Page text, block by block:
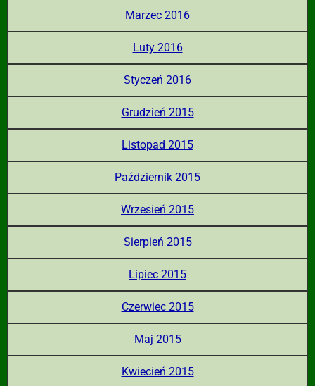
Marzec 2016
Luty 2016
Styczeń 2016
Grudzień 2015
Listopad 2015
Październik 2015
Wrzesień 2015
Sierpień 2015
Lipiec 2015
Czerwiec 2015
Maj 2015
Kwiecień 2015